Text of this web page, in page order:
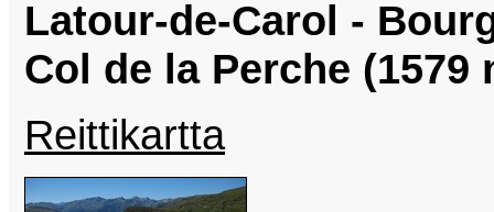
Latour-de-Carol -
Col de la Perche
Reittikartta